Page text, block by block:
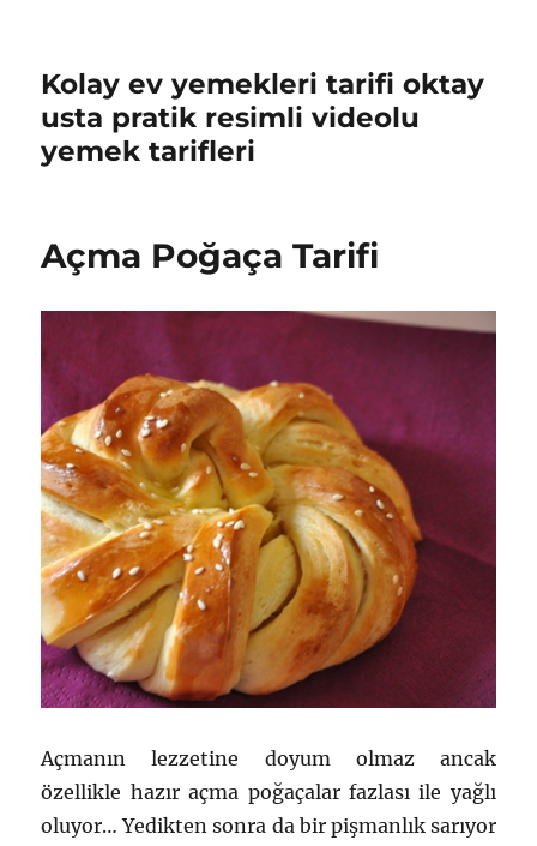
Kolay ev yemekleri tarifi oktay
usta pratik resimli videolu
yemek tarifleri
Açma Poğaça Tarifi
Açmanın lezzetine doyum olmaz ancak
özellikle hazır açma poğaçalar fazlası ile yağlı
oluyor… Yedikten sonra da bir pişmanlık sarıyor